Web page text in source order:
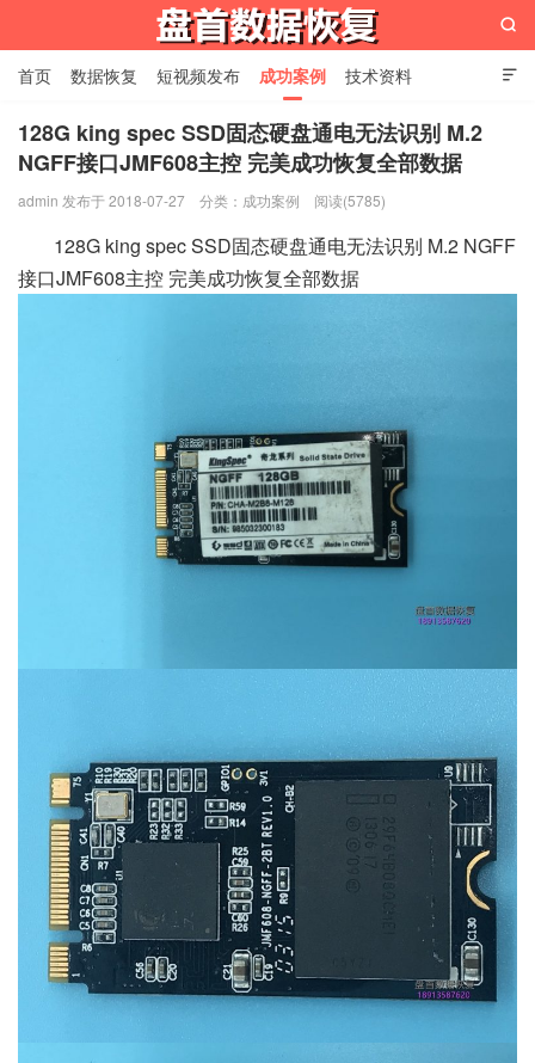
苏州盘首数据恢复

首页 数据恢复 短视频发布 成功案例 技术资料
关于我们 设备展示 常见问题

128G king spec SSD固态硬盘通电无法识别 M.2
NGFF接口JMF608主控 完美成功恢复全部数据
admin 发布于 2018-07-27 分类： 成功案例 阅读(5785)
128G king spec SSD固态硬盘通电无法识别 M.2 NGFF
接口JMF608主控 完美成功恢复全部数据